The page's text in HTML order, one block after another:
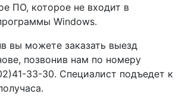
ПО, которое не входит в
Windows.
вы можете заказать выезд
позвонив нам по номеру
33-30. Специалист подъедет к